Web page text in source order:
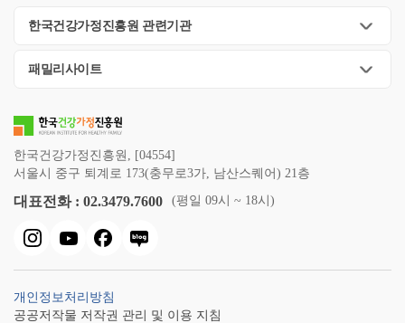
한국건강가정진흥원 관련기관
패밀리사이트
한국건강가정진흥원, [04554]
서울시 중구 퇴계로 173(충무로3가, 남산스퀘어) 21층
대표전화 : 02.3479.7600 (평일 09시 ~ 18시)
개인정보처리방침
공공저작물 저작권 관리 및 이용 지침